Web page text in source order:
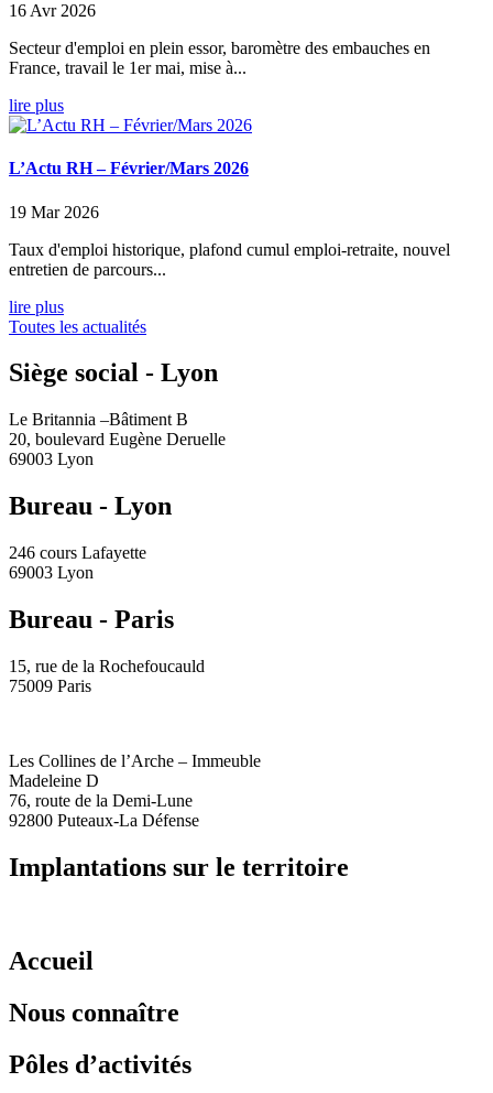
16 Avr 2026
Secteur d'emploi en plein essor, baromètre des embauches en
France, travail le 1er mai, mise à...
lire plus
L’Actu RH – Février/Mars 2026
19 Mar 2026
Taux d'emploi historique, plafond cumul emploi-retraite, nouvel
entretien de parcours...
lire plus
Toutes les actualités
Siège social - Lyon
Le Britannia –Bâtiment B
20, boulevard Eugène Deruelle
69003 Lyon
Bureau - Lyon
246 cours Lafayette
69003 Lyon
Bureau - Paris
15, rue de la Rochefoucauld
75009 Paris
Les Collines de l’Arche – Immeuble
Madeleine D
76, route de la Demi-Lune
92800 Puteaux-La Défense
Implantations sur le territoire
Accueil
Nous connaître
Pôles d’activités